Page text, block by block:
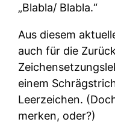
„Blabla/ Blabla.“
Aus diesem
auch für die
einem
Leerzeichen.
merken, oder?)